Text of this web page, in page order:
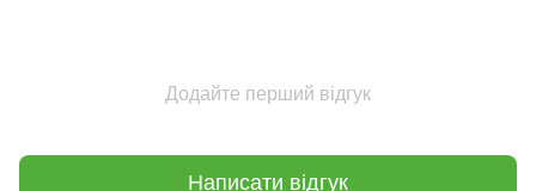
Додайте перший відгук
Написати відгук